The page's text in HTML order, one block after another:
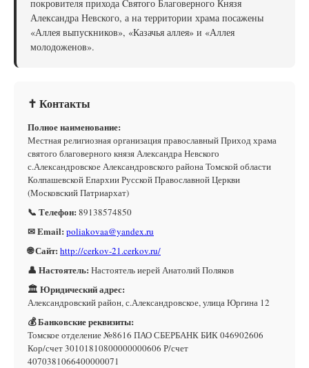
покровителя прихода Cвятого Благоверного Князя
Александра Невского, а на территории храма посажены
«Аллея выпускников», «Казачья аллея» и «Аллея
молодоженов».
✝ Контакты
Полное наименование:
Местная религиозная организация православный Приход храма
святого благоверного князя Александра Невского
с.Александровское Александровского района Томской области
Колпашевской Епархии Русской Православной Церкви
(Московский Патриархат)
📞 Телефон: 89138574850
✉ Email: poliakovaa@yandex.ru
🌐 Сайт: http://cerkov-21.cerkov.ru/
👤 Настоятель: Настоятель иерей Анатолий Поляков
🏛 Юридический адрес:
Александровский район, с.Александровское, улица Юргина 12
💰 Банковские реквизиты:
Томское отделение №8616 ПАО СБЕРБАНК БИК 046902606
Кор/счет 30101810800000000606 Р/счет
4070381066400000071